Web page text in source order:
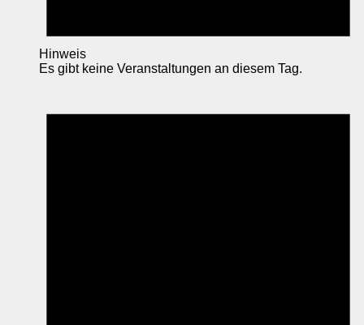
Hinweis
Es gibt keine Veranstaltungen an diesem Tag.